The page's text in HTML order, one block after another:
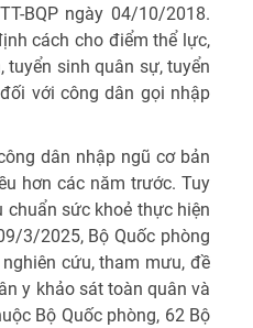
BQP ngày 04/10/2018.
cách cho điểm thể lực,
sinh quân sự, tuyển
với công dân gọi nhập
dân nhập ngũ cơ bản
hơn các năm trước. Tuy
chuẩn sức khoẻ thực hiện
3/2025, Bộ Quốc phòng
cứu, tham mưu, đề
y khảo sát toàn quân và
Bộ Quốc phòng, 62 Bộ